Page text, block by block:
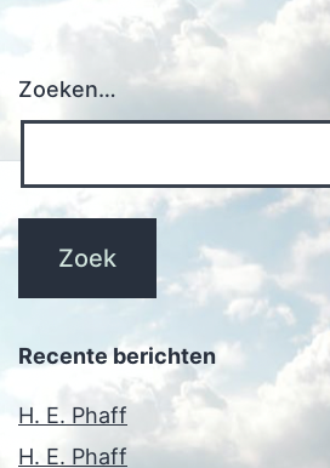
Zoeken…
Recente berichten
H. E. Phaff
H. E. Phaff